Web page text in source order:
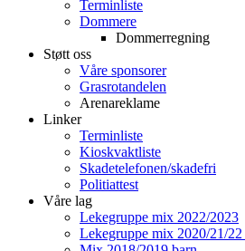
Terminliste
Dommere
Dommerregning
Støtt oss
Våre sponsorer
Grasrotandelen
Arenareklame
Linker
Terminliste
Kioskvaktliste
Skadetelefonen/skadefri
Politiattest
Våre lag
Lekegruppe mix 2022/2023
Lekegruppe mix 2020/21/22